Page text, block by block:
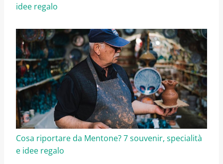
idee regalo
Cosa riportare da Mentone? 7 souvenir, specialità
e idee regalo